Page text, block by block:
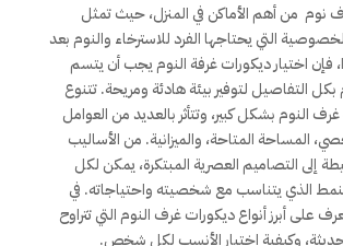
نوم من أهم الأماكن في المنزل، حيث تمثل
التي يحتاجها الفرد للاسترخاء والنوم بعد
فإن اختيار ديكورات غرفة النوم يجب أن يتسم
بكل التفاصيل لتوفير بيئة هادئة ومريحة. تتنوع
النوم بشكل كبير، وتتأثر بالعديد من العوامل
المساحة المتاحة، والميزانية. من الأساليب
إلى التصاميم العصرية المبتكرة، يمكن لكل
الذي يتناسب مع شخصيته واحتياجاته. في
على أبرز أنواع ديكورات غرف النوم التي تتراوح
وكيفية اختيار الأنسب لكل شخص.